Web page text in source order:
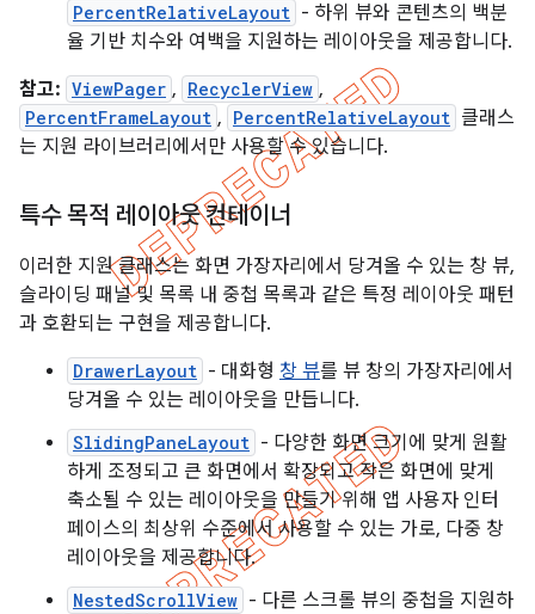
PercentRelativeLayout - 하위 뷰와 콘텐츠의 백분
율 기반 치수와 여백을 지원하는 레이아웃을 제공합니다.
참고: ViewPager , RecyclerView ,
PercentFrameLayout , PercentRelativeLayout 클래스
는 지원 라이브러리에서만 사용할 수 있습니다.
특수 목적 레이아웃 컨테이너
이러한 지원 클래스는 화면 가장자리에서 당겨올 수 있는 창 뷰,
슬라이딩 패널 및 목록 내 중첩 목록과 같은 특정 레이아웃 패턴
과 호환되는 구현을 제공합니다.
DrawerLayout - 대화형 창 뷰를 뷰 창의 가장자리에서
당겨올 수 있는 레이아웃을 만듭니다.
SlidingPaneLayout - 다양한 화면 크기에 맞게 원활
하게 조정되고 큰 화면에서 확장되고 작은 화면에 맞게
축소될 수 있는 레이아웃을 만들기 위해 앱 사용자 인터
페이스의 최상위 수준에서 사용할 수 있는 가로, 다중 창
레이아웃을 제공합니다.
NestedScrollView - 다른 스크롤 뷰의 중첩을 지원하